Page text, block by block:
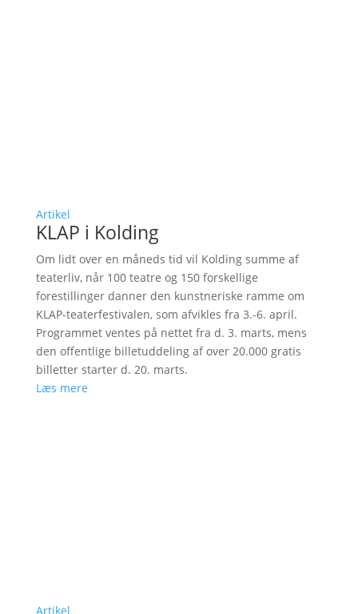
Artikel
KLAP i Kolding
Om lidt over en måneds tid vil Kolding summe af
teaterliv, når 100 teatre og 150 forskellige
forestillinger danner den kunstneriske ramme om
KLAP-teaterfestivalen, som afvikles fra 3.-6. april.
Programmet ventes på nettet fra d. 3. marts, mens
den offentlige billetuddeling af over 20.000 gratis
billetter starter d. 20. marts.
Læs mere
Artikel